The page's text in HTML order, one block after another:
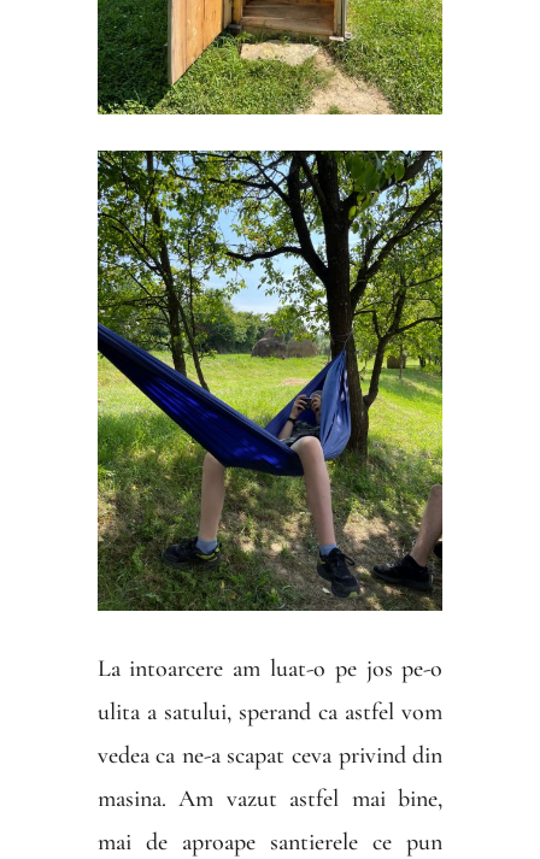
La intoarcere am luat-o pe jos pe-o
ulita a satului, sperand ca astfel vom
vedea ca ne-a scapat ceva privind din
masina. Am vazut astfel mai bine,
mai de aproape santierele ce pun